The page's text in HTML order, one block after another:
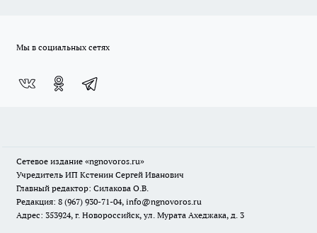
Мы в социальных сетях
Сетевое издание «ngnovoros.ru»
Учредитель ИП Кстенин Сергей Иванович
Главный редактор: Силакова О.В.
Редакция: 8 (967) 930-71-04, info@ngnovoros.ru
Адрес: 353924, г. Новороссийск, ул. Мурата Ахеджака, д. 3